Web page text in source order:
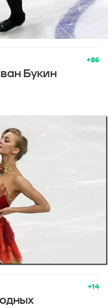
+86
Букин
+14